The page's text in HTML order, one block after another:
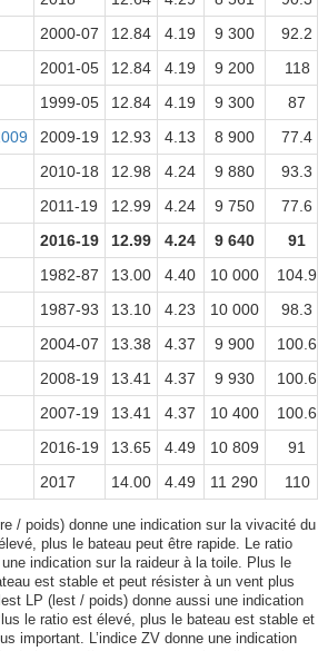
2000-07 12.84 4.19 9 300
92.2
2001-05 12.84 4.19 9 200
118
1999-05 12.84 4.19 9 300
87
2009-19 12.93 4.13 8 900
77.4
2010-18 12.98 4.24 9 880
93.3
2011-19 12.99 4.24 9 750
77.6
2016-19 12.99 4.24 9 640
91
1982-87 13.00 4.40 10 000
104.9
1987-93 13.10 4.23 10 000
98.3
2004-07 13.38 4.37 9 900
100.6
2008-19 13.41 4.37 9 930
100.6
2007-19 13.41 4.37 10 400
100.6
2016-19 13.65 4.49 10 809
91
2017 14.00 4.49 11 290 110
/ poids) donne une indication sur la vivacité du
plus le bateau peut être rapide. Le ratio
indication sur la raideur à la toile. Plus le
est stable et peut résister à un vent plus
LP (lest / poids) donne aussi une indication
le ratio est élevé, plus le bateau est stable et
important. L’indice ZV donne une indication